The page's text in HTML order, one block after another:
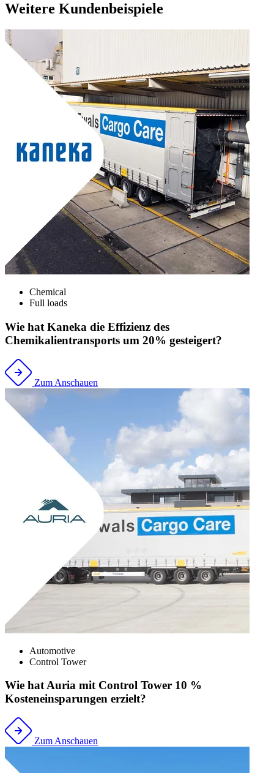
Weitere Kundenbeispiele
Chemical
Full loads
Wie hat Kaneka die Effizienz des
Chemikalientransports um 20% gesteigert?
Zum Anschauen
Automotive
Control Tower
Wie hat Auria mit Control Tower 10 %
Kosteneinsparungen erzielt?
Zum Anschauen